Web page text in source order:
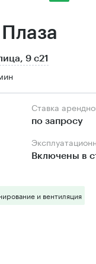
9 с21
Ставка
по запросу
Включены в
и вентиляция